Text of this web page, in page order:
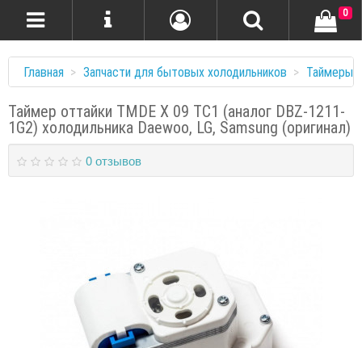
0
Главная Запчасти для бытовых холодильников Таймеры
Таймер оттайки TMDE X 09 TC1 (аналог DBZ-1211-
1G2) холодильника Daewoo, LG, Samsung (оригинал)
0 отзывов